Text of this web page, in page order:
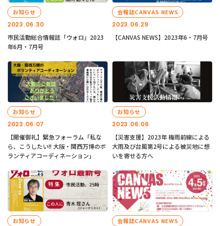
2023.06.30
お知らせ
市民活動総合情報誌「ウォロ」2023
年6月・7月号
2023.06.29
会報誌CANVAS NEWS
【CANVAS NEWS】2023年6・7月号
2023.06.07
お知らせ
【開催御礼】緊急フォーラム「私な
ら、こうしたい!! 大阪・関西万博のボ
ランティアコーディネーション」
2023.06.06
お知らせ
【災害支援】2023年 梅雨前線による
大雨及び台風第2号による被災地に想
いを寄せる方へ
お知らせ 会報誌CANVAS NEWS